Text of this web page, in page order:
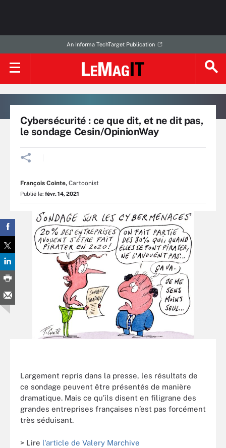
An Informa TechTarget Publication
Cybersécurité : ce que dit, et ne dit pas,
le sondage Cesin/OpinionWay
François Cointe, Cartoonist
Publié le: févr. 14, 2021
Largement repris dans la presse, les résultats de
ce sondage peuvent être présentés de manière
dramatique. Mais ce qu’ils disent en filigrane des
grandes entreprises françaises n’est pas forcément
très séduisant.
> Lire l'article de Valery Marchive